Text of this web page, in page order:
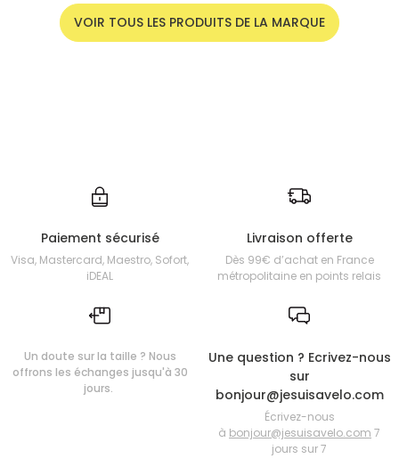
VOIR TOUS LES PRODUITS DE LA MARQUE
Paiement sécurisé
Visa, Mastercard, Maestro, Sofort,
iDEAL
Livraison offerte
Dès 99€ d’achat en France
métropolitaine en points relais
Un doute sur la taille ? Nous
offrons les échanges jusqu'à 30
jours.
Une question ? Ecrivez-nous
sur
bonjour@jesuisavelo.com
Écrivez-nous
à bonjour@jesuisavelo.com 7
jours sur 7